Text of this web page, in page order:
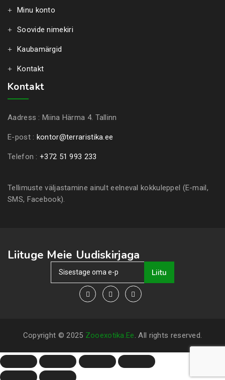
Minu konto
Soovide nimekiri
Kaubamärgid
Kontakt
Kontakt
Aadress : Miina Härma 4. Tallinn
E-post : kontor@terraristika.ee
Telefon : +372 51 993 233
Tellimuste väljastamine ainult eelneval kokkuleppel (E-mail,
SMS, Facebook).
Liituge Meie Uudiskirjaga
Liitu
Copyright © 2025 Zooexotika.ee. All rights reserved.